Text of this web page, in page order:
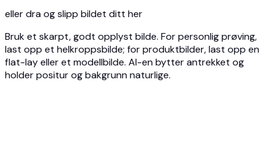
eller dra og slipp bildet ditt her
Bruk et skarpt, godt opplyst bilde. For personlig prøving,
last opp et helkroppsbilde; for produktbilder, last opp en
flat-lay eller et modellbilde. AI-en bytter antrekket og
holder positur og bakgrunn naturlige.